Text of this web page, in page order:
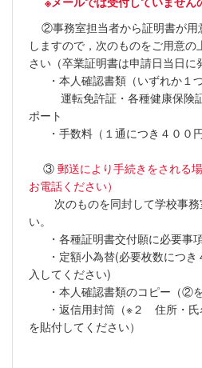
②事務室担当者から証明書が用
しますので，次のものをご用意
さい（卒業証明書は申請日当日に
・本人確認書類（いずれか１つ
運転免許証・各種健康保険証
ポート
・手数料（１通につき４００円
③ 郵送により手続きをされる
お電話ください）
次のものを同封して学校事務
い。
・各種証明書交付願に必要事
・定額小為替(必要枚数につき
入してください)
・本人確認書類のコピー（②を
・返信用封筒（※２ 住所・氏
を貼付してください）